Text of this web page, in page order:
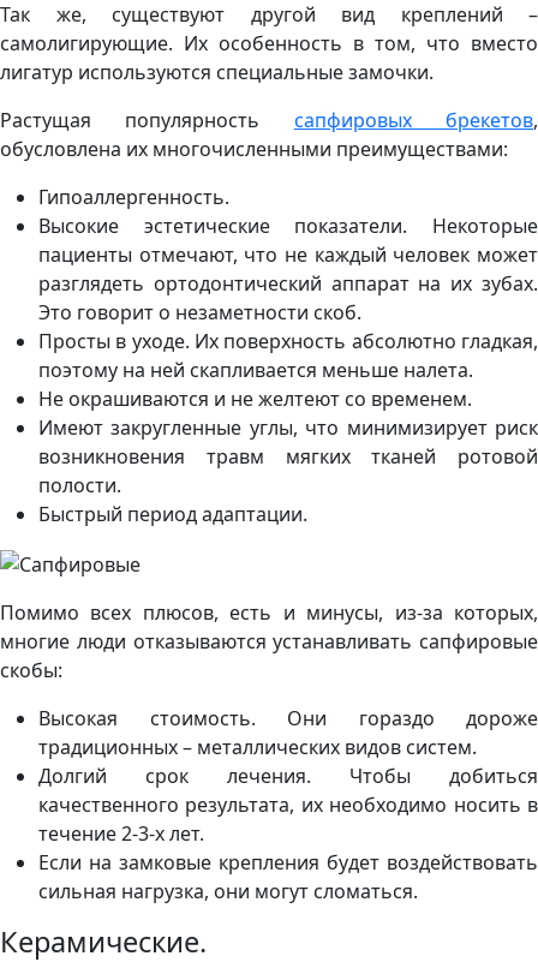
Так же, существуют другой вид креплений –
самолигирующие. Их особенность в том, что вместо
лигатур используются специальные замочки.
Растущая популярность сапфировых брекетов,
обусловлена их многочисленными преимуществами:
Гипоаллергенность.
Высокие эстетические показатели. Некоторые
пациенты отмечают, что не каждый человек может
разглядеть ортодонтический аппарат на их зубах.
Это говорит о незаметности скоб.
Просты в уходе. Их поверхность абсолютно гладкая,
поэтому на ней скапливается меньше налета.
Не окрашиваются и не желтеют со временем.
Имеют закругленные углы, что минимизирует риск
возникновения травм мягких тканей ротовой
полости.
Быстрый период адаптации.
Помимо всех плюсов, есть и минусы, из-за которых,
многие люди отказываются устанавливать сапфировые
скобы:
Высокая стоимость. Они гораздо дороже
традиционных – металлических видов систем.
Долгий срок лечения. Чтобы добиться
качественного результата, их необходимо носить в
течение 2-3-х лет.
Если на замковые крепления будет воздействовать
сильная нагрузка, они могут сломаться.
Керамические.